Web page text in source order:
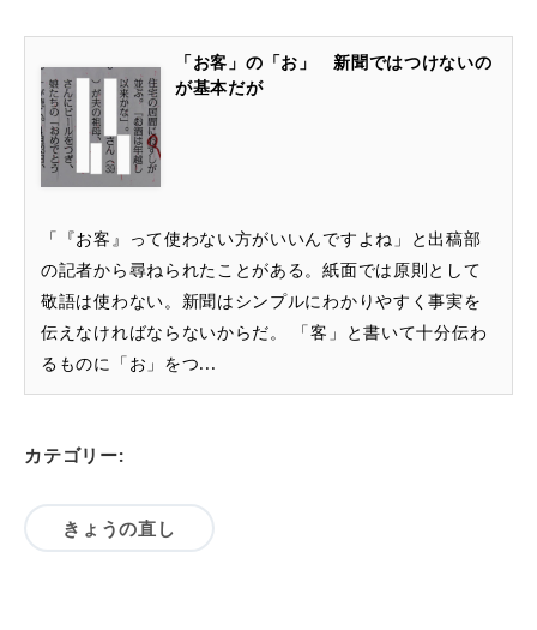
「お客」の「お」 新聞ではつけないの
が基本だが
「『お客』って使わない方がいいんですよね」と出稿部
の記者から尋ねられたことがある。紙面では原則として
敬語は使わない。新聞はシンプルにわかりやすく事実を
伝えなければならないからだ。 「客」と書いて十分伝わ
るものに「お」をつ...
カテゴリー:
きょうの直し